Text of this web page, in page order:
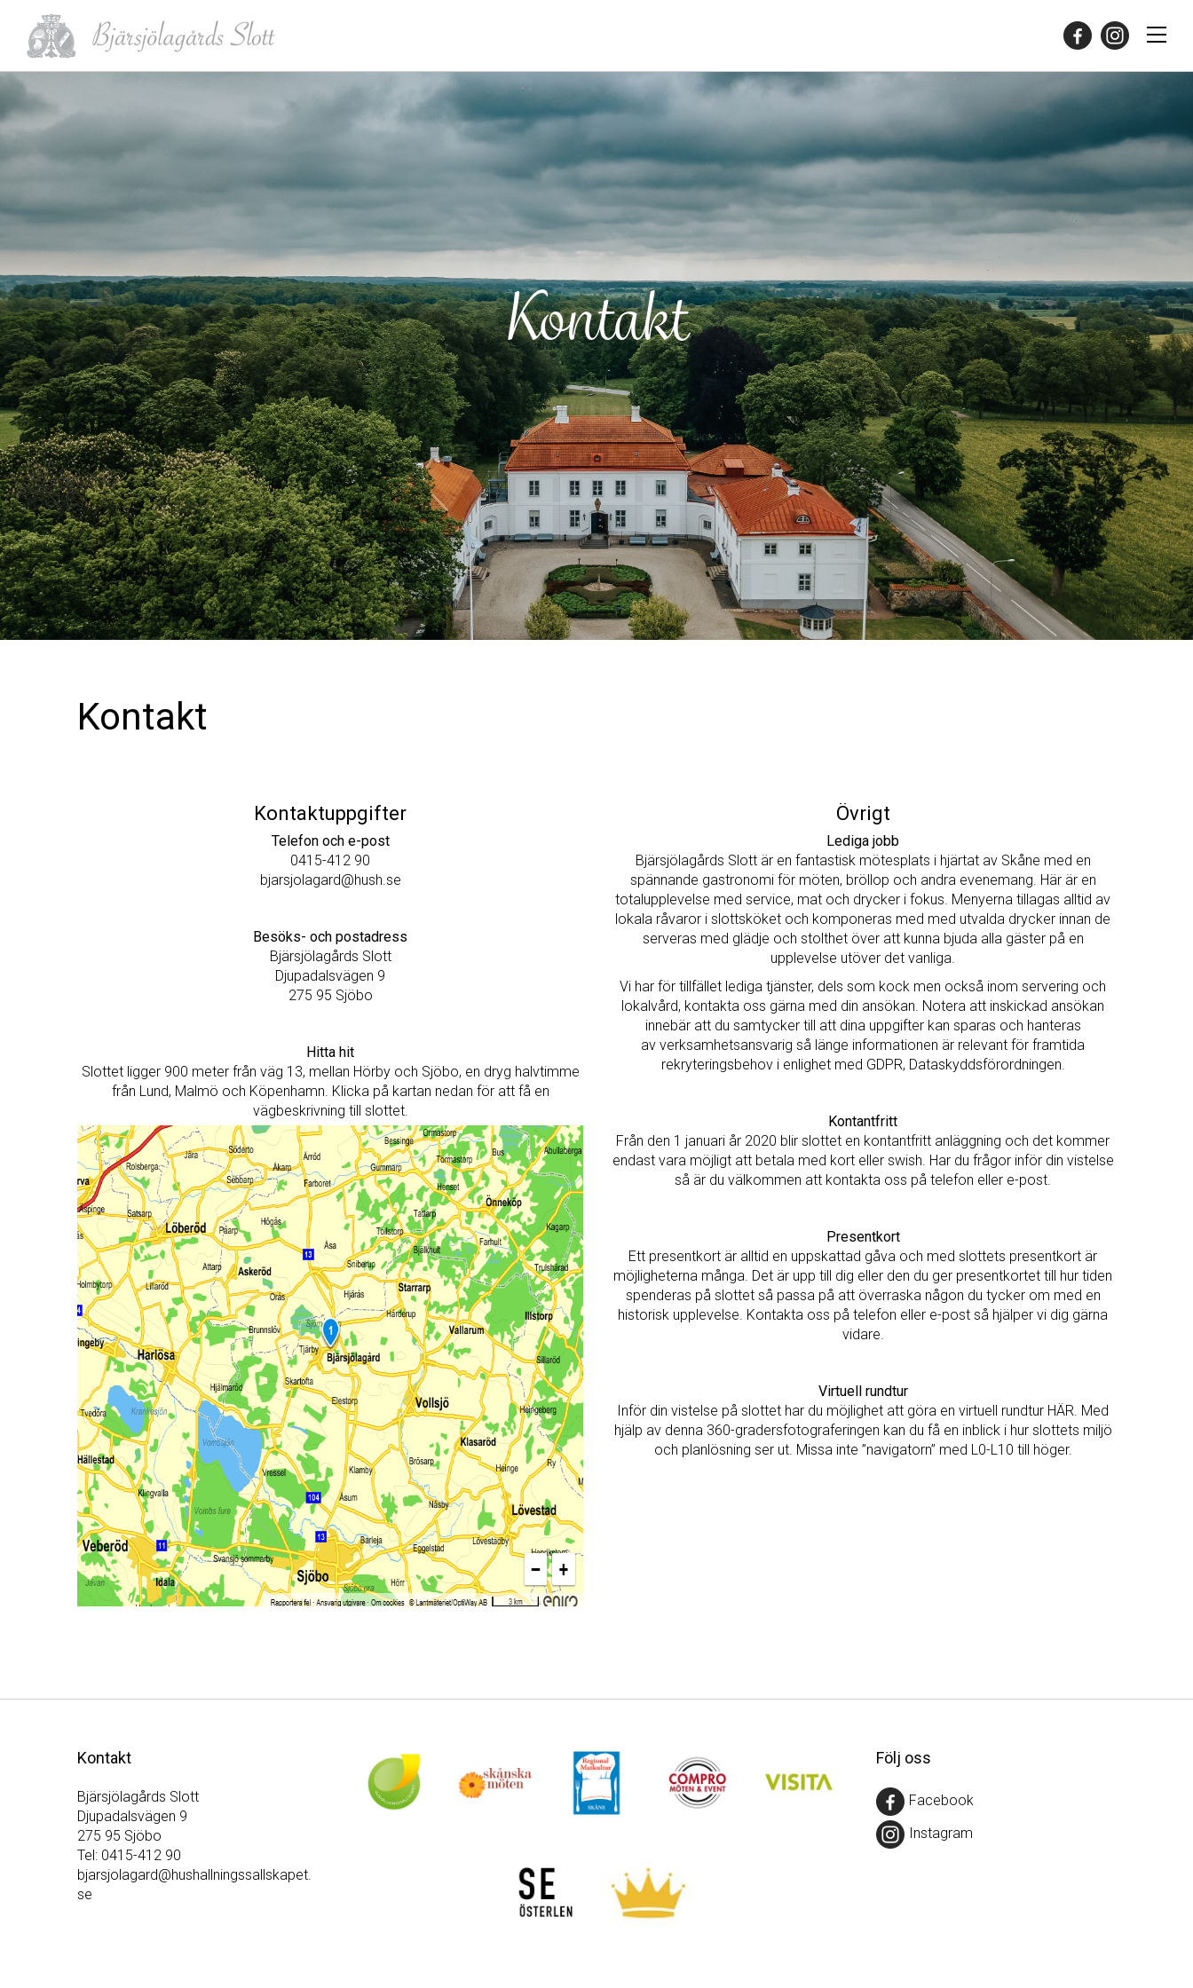
Kontakt
Kontakt
Kontaktuppgifter
Telefon och e-post
0415-412 90
bjarsjolagard@hush.se
Besöks- och postadress
Bjärsjölagårds Slott
Djupadalsvägen 9
275 95 Sjöbo
Hitta hit
Slottet ligger 900 meter från väg 13, mellan Hörby och Sjöbo, en dryg halvtimme
från Lund, Malmö och Köpenhamn. Klicka på kartan nedan för att få en
vägbeskrivning till slottet.
Övrigt
Lediga jobb
Bjärsjölagårds Slott är en fantastisk mötesplats i hjärtat av Skåne med en
spännande gastronomi för möten, bröllop och andra evenemang. Här är en
totalupplevelse med service, mat och drycker i fokus. Menyerna tillagas alltid av
lokala råvaror i slottsköket och komponeras med med utvalda drycker innan de
serveras med glädje och stolthet över att kunna bjuda alla gäster på en
upplevelse utöver det vanliga.
Vi har för tillfället lediga tjänster, dels som kock men också inom servering och
lokalvård, kontakta oss gärna med din ansökan. Notera att inskickad ansökan
innebär att du samtycker till att dina uppgifter kan sparas och hanteras
av verksamhetsansvarig så länge informationen är relevant för framtida
rekryteringsbehov i enlighet med GDPR, Dataskyddsförordningen.
Kontantfritt
Från den 1 januari år 2020 blir slottet en kontantfritt anläggning och det kommer
endast vara möjligt att betala med kort eller swish. Har du frågor inför din vistelse
så är du välkommen att kontakta oss på telefon eller e-post.
Presentkort
Ett presentkort är alltid en uppskattad gåva och med slottets presentkort är
möjligheterna många. Det är upp till dig eller den du ger presentkortet till hur tiden
spenderas på slottet så passa på att överraska någon du tycker om med en
historisk upplevelse. Kontakta oss på telefon eller e-post så hjälper vi dig gärna
vidare.
Virtuell rundtur
Inför din vistelse på slottet har du möjlighet att göra en virtuell rundtur HÄR. Med
hjälp av denna 360-gradersfotograferingen kan du få en inblick i hur slottets miljö
och planlösning ser ut. Missa inte ”navigatorn” med L0-L10 till höger.
Kontakt
Bjärsjölagårds Slott
Djupadalsvägen 9
275 95 Sjöbo
Tel: 0415-412 90
bjarsjolagard@hushallningssallskapet.
se
Följ oss
Facebook
Instagram